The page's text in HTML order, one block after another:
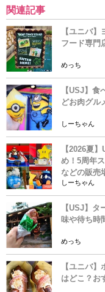
関連記事
【ユニバ
フード専門
めっち
【USJ】
どお肉グル
しーちゃん
【2026夏
め！5周年
などの販売
しーちゃん
【USJ】
味や待ち時
めっち
【ユニバ
はどこ？お